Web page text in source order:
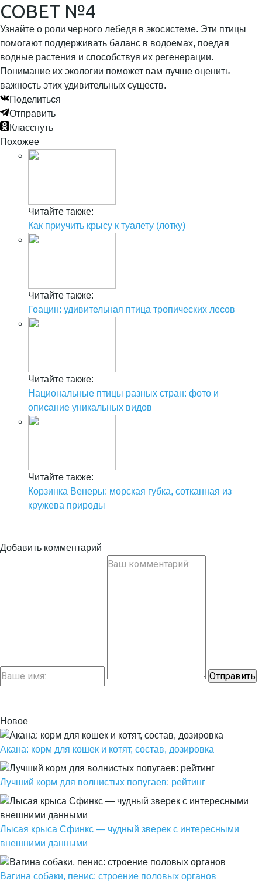
СОВЕТ №4
Узнайте о роли черного лебедя в экосистеме. Эти птицы
помогают поддерживать баланс в водоемах, поедая
водные растения и способствуя их регенерации.
Понимание их экологии поможет вам лучше оценить
важность этих удивительных существ.
Поделиться
Отправить
Класснуть
Похожее
Читайте также:
Как приучить крысу к туалету (лотку)
Читайте также:
Гоацин: удивительная птица тропических лесов
Читайте также:
Национальные птицы разных стран: фото и
описание уникальных видов
Читайте также:
Корзинка Венеры: морская губка, сотканная из
кружева природы
Добавить комментарий
Новое
Акана: корм для кошек и котят, состав, дозировка
Лучший корм для волнистых попугаев: рейтинг
Лысая крыса Сфинкс — чудный зверек с интересными
внешними данными
Вагина собаки, пенис: строение половых органов